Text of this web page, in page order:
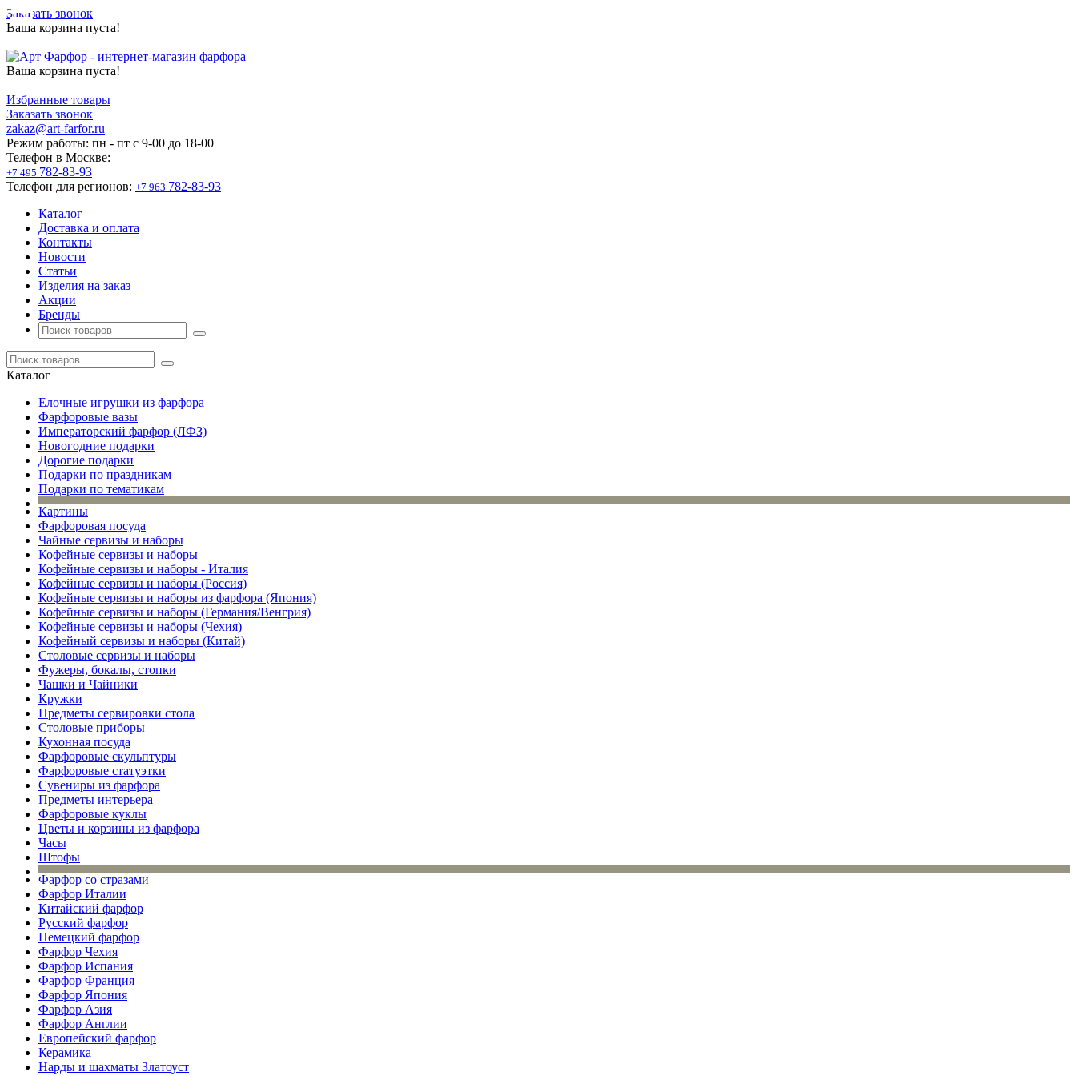
Заказать звонок
Ваша корзина пуста!
Ваша корзина пуста!
Избранные товары
Заказать звонок
zakaz@art-farfor.ru
Режим работы: пн - пт c 9-00 до 18-00
Телефон в Москве:
+7 495 782-83-93
Телефон для регионов: +7 963 782-83-93
Каталог
Доставка и оплата
Контакты
Новости
Статьи
Изделия на заказ
Акции
Бренды
Каталог
Елочные игрушки из фарфора
Фарфоровые вазы
Императорский фарфор (ЛФЗ)
Новогодние подарки
Дорогие подарки
Подарки по праздникам
Подарки по тематикам
Картины
Фарфоровая посуда
Чайные сервизы и наборы
Кофейные сервизы и наборы
Кофейные сервизы и наборы - Италия
Кофейные сервизы и наборы (Россия)
Кофейные сервизы и наборы из фарфора (Япония)
Кофейные сервизы и наборы (Германия/Венгрия)
Кофейные сервизы и наборы (Чехия)
Кофейный сервизы и наборы (Китай)
Столовые сервизы и наборы
Фужеры, бокалы, стопки
Чашки и Чайники
Кружки
Предметы сервировки стола
Столовые приборы
Кухонная посуда
Фарфоровые скульптуры
Фарфоровые статуэтки
Сувениры из фарфора
Предметы интерьера
Фарфоровые куклы
Цветы и корзины из фарфора
Часы
Штофы
Фарфор со стразами
Фарфор Италии
Китайский фарфор
Русский фарфор
Немецкий фарфор
Фарфор Чехия
Фарфор Испания
Фарфор Франция
Фарфор Япония
Фарфор Азия
Фарфор Англии
Европейский фарфор
Керамика
Нарды и шахматы Златоуст